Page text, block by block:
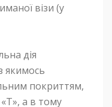
візи (у
дія
якимось
покриттям,
а в тому